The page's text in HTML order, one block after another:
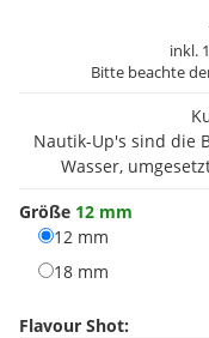
inkl.
Bitte beachte
Nautik-Up's sind die
Wasser,
Größe 12 mm
12 mm
18 mm
Flavour Shot: